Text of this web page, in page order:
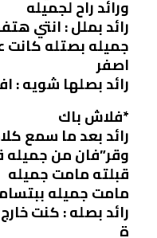
ورائد راح لجميله
رائد بملل : انتي
جميله بصتله كانت
اصفر
رائد بصلها شويه
*فلاش باك
رائد بعد ما سمع
وقر”فان من
قبلته مامت جميله
مامت جميله
رائد بصله : كنت
ة